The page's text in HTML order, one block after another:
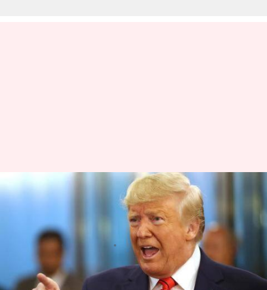
ट्रंप ने WHO पर लगाया चीन के प्रति
झुकाव का आरोप, फंडिग रोकने की
दी धमकी
10:57 am
क्या है खबर?